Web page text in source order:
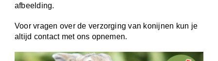
afbeelding.
Voor vragen over de verzorging van konijnen kun je
altijd contact met ons opnemen.